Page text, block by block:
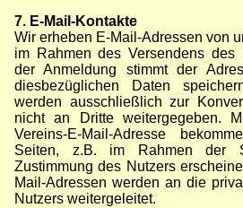
7. E-Mail-Kontakte
Wir erheben E-Mail-Adressen von
im Rahmen des Versendens des
der Anmeldung stimmt der
diesbezüglichen Daten
werden ausschließlich zur
nicht an Dritte weitergegeben.
Vereins-E-Mail-Adresse
Seiten, z.B. im Rahmen der
Zustimmung des Nutzers
Mail-Adressen werden an die
Nutzers weitergeleitet.